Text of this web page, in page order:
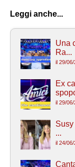
Leggi anche...
Una
Ra...
il 29/
Ex
il 29/
...
il 24/06/